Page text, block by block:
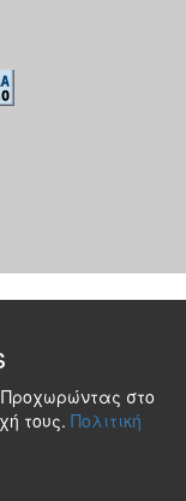
Προχωρώντας στο
τους. Πολιτική